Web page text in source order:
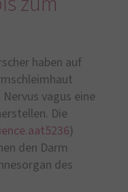
haben auf
vagus eine
Die
)
den Darm
des